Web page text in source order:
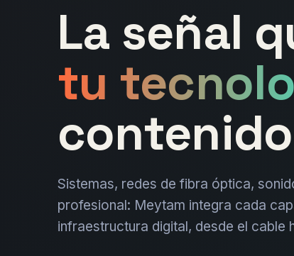
La señal
tu
contenido
Sistemas, redes de fibra óptica,
profesional: Meytam integra cada
infraestructura digital, desde el cable